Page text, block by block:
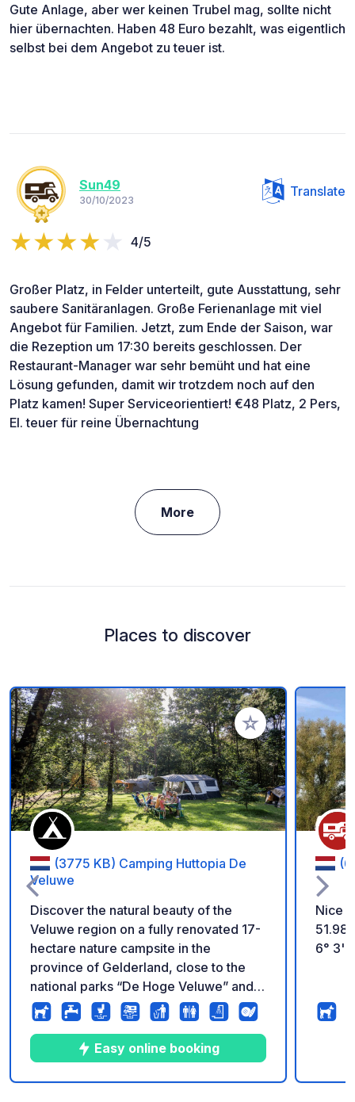
Gute Anlage, aber wer keinen Trubel mag, sollte nicht
hier übernachten. Haben 48 Euro bezahlt, was eigentlich
selbst bei dem Angebot zu teuer ist.
Sun49
30/10/2023
Translate
4/5
Großer Platz, in Felder unterteilt, gute Ausstattung, sehr
saubere Sanitäranlagen. Große Ferienanlage mit viel
Angebot für Familien. Jetzt, zum Ende der Saison, war
die Rezeption um 17:30 bereits geschlossen. Der
Restaurant-Manager war sehr bemüht und hat eine
Lösung gefunden, damit wir trotzdem noch auf den
Platz kamen! Super Serviceorientiert! €48 Platz, 2 Pers,
El. teuer für reine Übernachtung
More
Places to discover
Add to your
(3775 KB) Camping Huttopia De
Veluwe
Discover the natural beauty of the
Veluwe region on a fully renovated 17-
hectare nature campsite in the
province of Gelderland, close to the
national parks “De Hoge Veluwe” and
“Veluwezoom”. Enjoy the 200 m² large
and cosy “Centre de Vie ” and the new,
fully equipped “Ready-to-Camp”
accommodations. There are several
pitches available for tents, camper
Easy online booking
Nice
6° 3'